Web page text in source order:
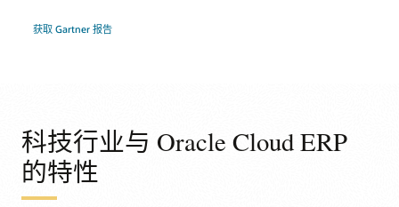
获取 Gartner 报告
科技行业与 Oracle Cloud ERP
的特性